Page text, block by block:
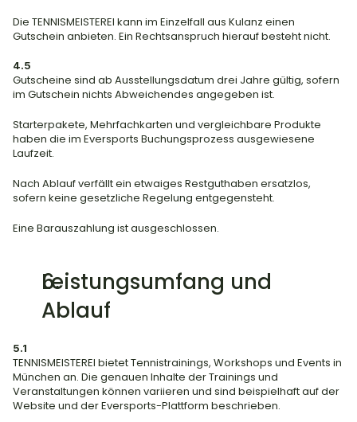
Die TENNISMEISTEREI kann im Einzelfall aus Kulanz einen
Gutschein anbieten. Ein Rechtsanspruch hierauf besteht nicht.
4.5
Gutscheine sind ab Ausstellungsdatum drei Jahre gültig, sofern
im Gutschein nichts Abweichendes angegeben ist.
Starterpakete, Mehrfachkarten und vergleichbare Produkte
haben die im Eversports Buchungsprozess ausgewiesene
Laufzeit.
Nach Ablauf verfällt ein etwaiges Restguthaben ersatzlos,
sofern keine gesetzliche Regelung entgegensteht.
Eine Barauszahlung ist ausgeschlossen.
Leistungsumfang und
Ablauf
5.1
TENNISMEISTEREI bietet Tennistrainings, Workshops und Events in
München an. Die genauen Inhalte der Trainings und
Veranstaltungen können variieren und sind beispielhaft auf der
Website und der Eversports-Plattform beschrieben.